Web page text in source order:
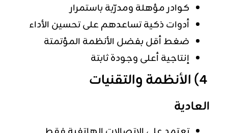
كوادر مؤهلة ومدرّبة باستمرار
أدوات ذكية تساعدهم على تحسين الأداء
ضغط أقل بفضل الأنظمة المؤتمتة
إنتاجية أعلى وجودة ثابتة
العادية